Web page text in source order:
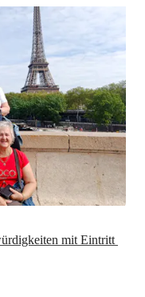
mit Eintritt